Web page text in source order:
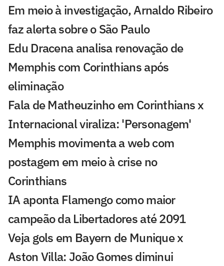
Em meio à investigação, Arnaldo Ribeiro
faz alerta sobre o São Paulo
Edu Dracena analisa renovação de
Memphis com Corinthians após
eliminação
Fala de Matheuzinho em Corinthians x
Internacional viraliza: 'Personagem'
Memphis movimenta a web com
postagem em meio à crise no
Corinthians
IA aponta Flamengo como maior
campeão da Libertadores até 2091
Veja gols em Bayern de Munique x
Aston Villa: João Gomes diminui